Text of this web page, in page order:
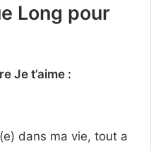
Long pour
Je t’aime :
dans ma vie, tout a